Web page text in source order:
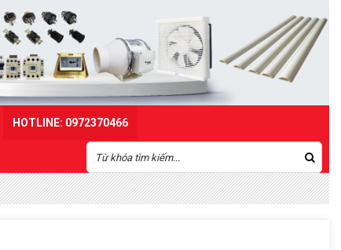
HOTLINE: 0972370466